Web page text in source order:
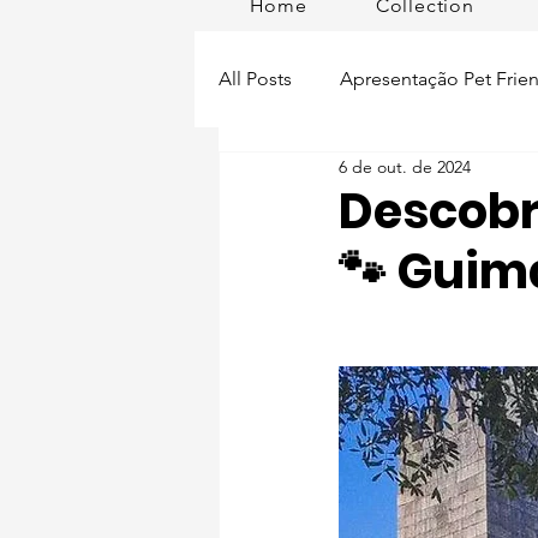
Home Collection
All Posts Apresentação Pet
Pet Passeios Acessórios
Lisboa Distrito Produtos
Acontece em Romã em
Alimentação para pets
🐾
6 de out. de 2024